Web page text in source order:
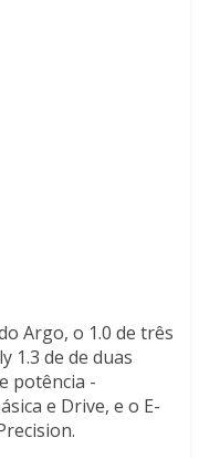
Argo, o 1.0 de três
1.3 de de duas
potência -
e Drive, e o E-